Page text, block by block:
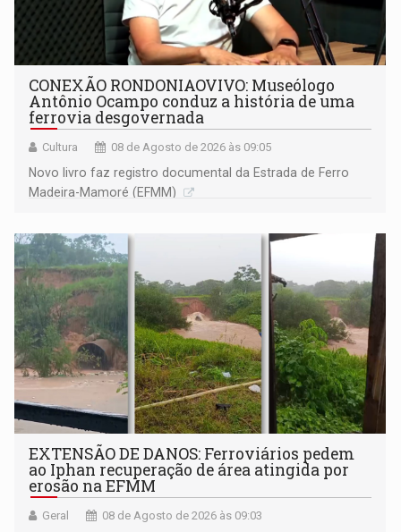
CONEXÃO RONDONIAOVIVO: Museólogo
Antônio Ocampo conduz a história de uma
ferrovia desgovernada
Cultura 08 de Agosto de 2026 às 09:05
Novo livro faz registro documental da Estrada de Ferro
Madeira-Mamoré (EFMM)
EXTENSÃO DE DANOS: Ferroviários pedem
ao Iphan recuperação de área atingida por
erosão na EFMM
Geral 08 de Agosto de 2026 às 09:03